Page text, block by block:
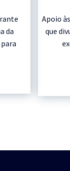
da
Apoio
que